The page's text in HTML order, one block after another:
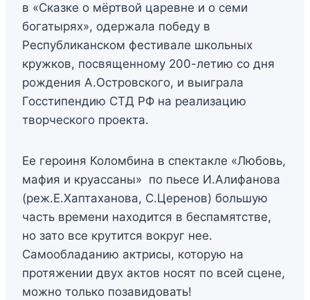
в «Сказке о мёртвой царевне и о семи
богатырях», одержала победу в
Республиканском фестивале школьных
кружков, посвященному 200-летию со дня
рождения А.Островского, и выиграла
Госстипендию СТД РФ на реализацию
творческого проекта.
Ее героиня Коломбина в спектакле «Любовь,
мафия и круассаны» по пьесе И.Алифанова
(реж.Е.Хаптаханова, С.Церенов) большую
часть времени находится в беспамятстве,
но зато все крутится вокруг нее.
Самообладанию актрисы, которую на
протяжении двух актов носят по всей сцене,
можно только позавидовать!